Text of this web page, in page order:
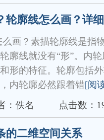
轮廓线怎么画？详
画？素描轮廓线是指
廓线就没有“形”。内
形的特征。轮廓包括
内轮廓必然跟着错[阅
：佚名 点击数：
的二维空间关系